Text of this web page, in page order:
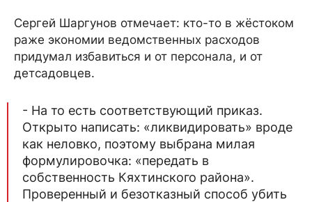
Сергей Шаргунов отмечает: кто-то в жёстоком
раже экономии ведомственных расходов
придумал избавиться и от персонала, и от
детсадовцев.
- На то есть соответствующий приказ.
Открыто написать: «ликвидировать» вроде
как неловко, поэтому выбрана милая
формулировочка: «передать в
собственность Кяхтинского района».
Проверенный и безотказный способ убить